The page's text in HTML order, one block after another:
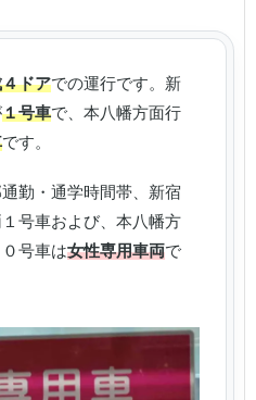
ドアでの運行です。新
１号車で、本八幡方面行
です。
勤・通学時間帯、新宿
号車および、本八幡方
号車は女性専用車両で